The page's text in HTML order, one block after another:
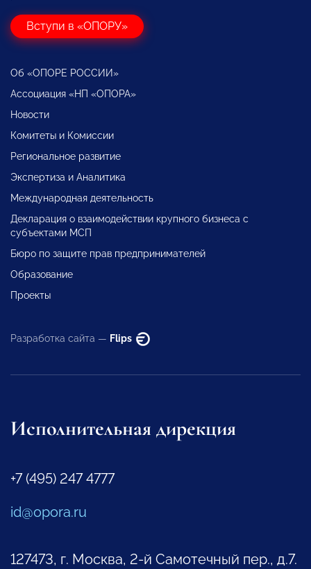
Вступи в «ОПОРУ»
Об «ОПОРЕ РОССИИ»
Ассоциация «НП «ОПОРА»
Новости
Комитеты и Комиссии
Региональное развитие
Экспертиза и Аналитика
Международная деятельность
Декларация о взаимодействии крупного бизнеса с
субъектами МСП
Бюро по защите прав предпринимателей
Образование
Проекты
Разработка сайта — Flips
Исполнительная дирекция
+7 (495) 247 4777
id@opora.ru
127473, г. Москва, 2-й Самотечный пер., д.7.